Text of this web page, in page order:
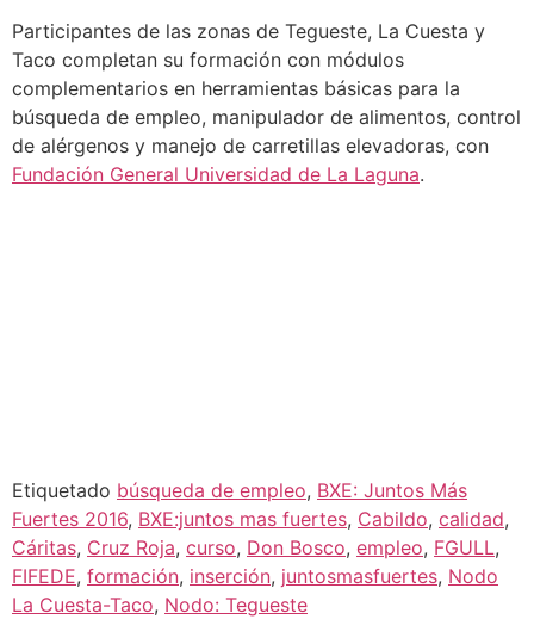
Participantes de las zonas de Tegueste, La Cuesta y
Taco completan su formación con módulos
complementarios en herramientas básicas para la
búsqueda de empleo, manipulador de alimentos, control
de alérgenos y manejo de carretillas elevadoras, con
Fundación General Universidad de La Laguna.
Etiquetado búsqueda de empleo, BXE: Juntos Más
Fuertes 2016, BXE:juntos mas fuertes, Cabildo, calidad,
Cáritas, Cruz Roja, curso, Don Bosco, empleo, FGULL,
FIFEDE, formación, inserción, juntosmasfuertes, Nodo
La Cuesta-Taco, Nodo: Tegueste